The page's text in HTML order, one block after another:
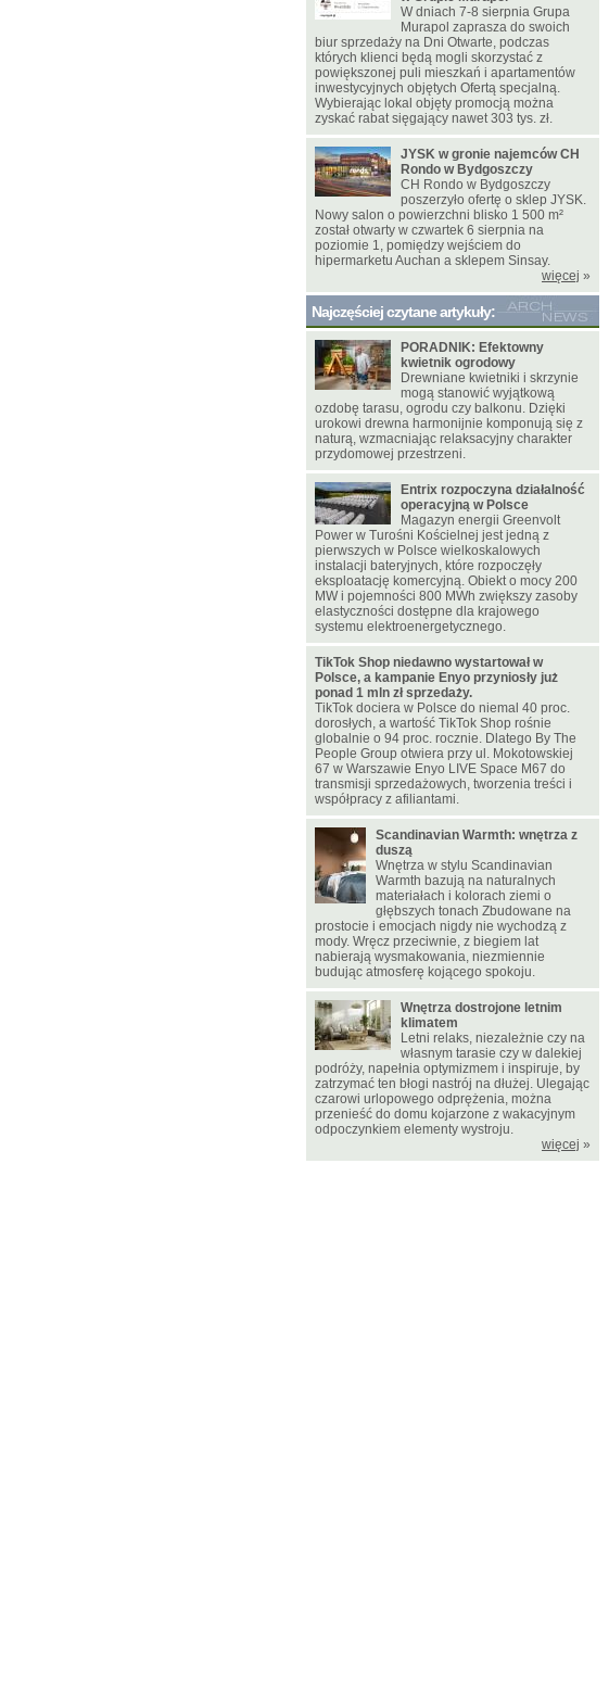
W dniach 7-8 sierpnia Grupa
Murapol zaprasza do swoich
biur sprzedaży na Dni Otwarte, podczas
których klienci będą mogli skorzystać z
powiększonej puli mieszkań i apartamentów
inwestycyjnych objętych Ofertą specjalną.
Wybierając lokal objęty promocją można
zyskać rabat sięgający nawet 303 tys. zł.
JYSK w gronie najemców CH
Rondo w Bydgoszczy
CH Rondo w Bydgoszczy
poszerzyło ofertę o sklep JYSK.
Nowy salon o powierzchni blisko 1 500 m²
został otwarty w czwartek 6 sierpnia na
poziomie 1, pomiędzy wejściem do
hipermarketu Auchan a sklepem Sinsay.
więcej »
Najczęściej czytane artykuły:
PORADNIK: Efektowny
kwietnik ogrodowy
Drewniane kwietniki i skrzynie
mogą stanowić wyjątkową
ozdobę tarasu, ogrodu czy balkonu. Dzięki
urokowi drewna harmonijnie komponują się z
naturą, wzmacniając relaksacyjny charakter
przydomowej przestrzeni.
Entrix rozpoczyna działalność
operacyjną w Polsce
Magazyn energii Greenvolt
Power w Turośni Kościelnej jest jedną z
pierwszych w Polsce wielkoskalowych
instalacji bateryjnych, które rozpoczęły
eksploatację komercyjną. Obiekt o mocy 200
MW i pojemności 800 MWh zwiększy zasoby
elastyczności dostępne dla krajowego
systemu elektroenergetycznego.
TikTok Shop niedawno wystartował w
Polsce, a kampanie Enyo przyniosły już
ponad 1 mln zł sprzedaży.
TikTok dociera w Polsce do niemal 40 proc.
dorosłych, a wartość TikTok Shop rośnie
globalnie o 94 proc. rocznie. Dlatego By The
People Group otwiera przy ul. Mokotowskiej
67 w Warszawie Enyo LIVE Space M67 do
transmisji sprzedażowych, tworzenia treści i
współpracy z afiliantami.
Scandinavian Warmth: wnętrza z
duszą
Wnętrza w stylu Scandinavian
Warmth bazują na naturalnych
materiałach i kolorach ziemi o
głębszych tonach Zbudowane na
prostocie i emocjach nigdy nie wychodzą z
mody. Wręcz przeciwnie, z biegiem lat
nabierają wysmakowania, niezmiennie
budując atmosferę kojącego spokoju.
Wnętrza dostrojone letnim
klimatem
Letni relaks, niezależnie czy na
własnym tarasie czy w dalekiej
podróży, napełnia optymizmem i inspiruje, by
zatrzymać ten błogi nastrój na dłużej. Ulegając
czarowi urlopowego odprężenia, można
przenieść do domu kojarzone z wakacyjnym
odpoczynkiem elementy wystroju.
więcej »